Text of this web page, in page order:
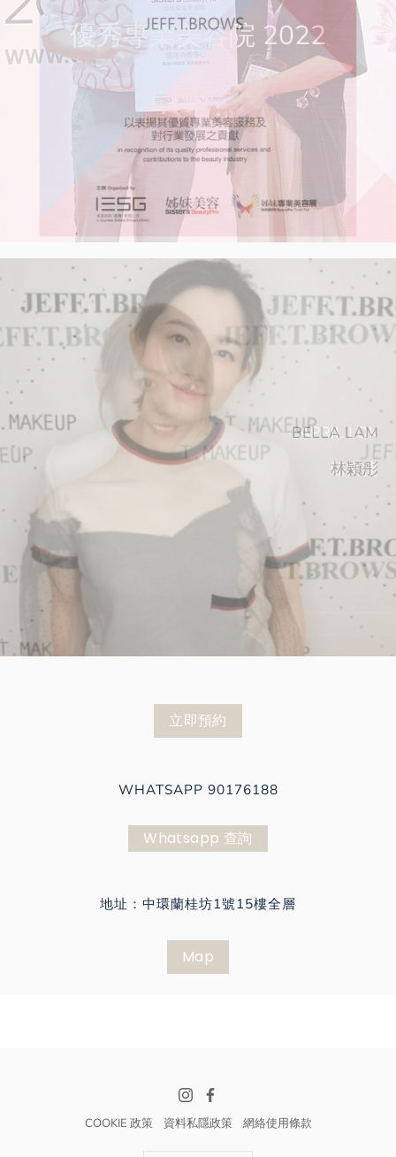
優秀專業美容院 2022
優秀專業美容院 2021
美容創業家大奬
ANDREA SO
蘇韻姿
BELLA LAM
林穎彤
APRIL LOK
駱文捷
RUBY LAM
小飛俠林燕玲
KAREN CHENG
鄭萃雯
JUNE LAM
林小珍
立即預約
WHATSAPP 90176188
Whatsapp 查詢
地址：中環蘭桂坊1號15樓全層
Map
COOKIE 政策 資料私隱政策 網絡使用條款